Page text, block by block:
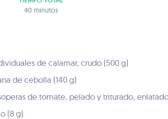
40 minutos
de calamar, crudo (500 g)
de cebolla (140 g)
de tomate, pelado y triturado,
(8 g)